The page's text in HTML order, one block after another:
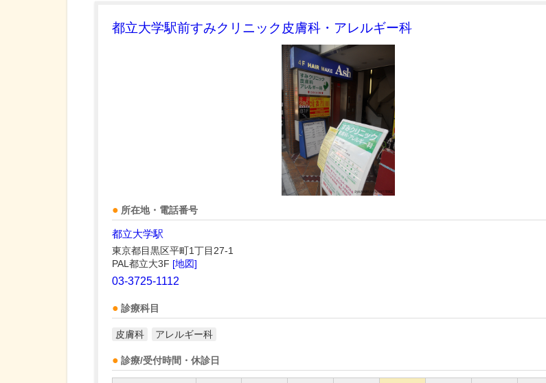
都立大学駅前すみクリニック皮膚科・アレルギー科
所在地・電話番号
都立大学駅
東京都目黒区平町1丁目27-1
PAL都立大3F [地図]
03-3725-1112
診療科目
皮膚科 アレルギー科
診療/受付時間・休診日
どのような咳が続いてい
るのかといった経過を、
問診で丁寧にお伺いしま
で…